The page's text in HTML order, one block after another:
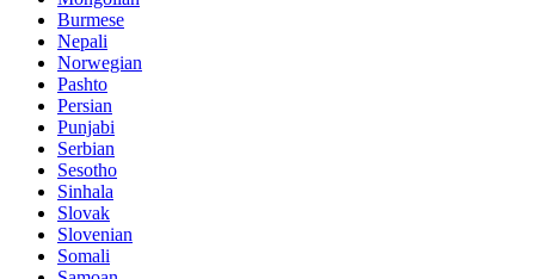
Burmese
Nepali
Norwegian
Pashto
Persian
Punjabi
Serbian
Sesotho
Sinhala
Slovak
Slovenian
Somali